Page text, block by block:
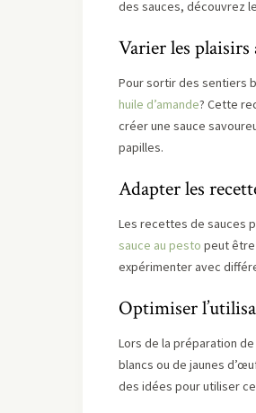
des sauces, découvrez
Varier les plaisirs
Pour sortir des sentiers
huile d’amande? Cette
créer une sauce
papilles.
Adapter les
Les recettes de sauces
sauce au pesto peut être
expérimenter avec
Optimiser
Lors de la préparation
blancs ou de jaunes
des idées pour utiliser